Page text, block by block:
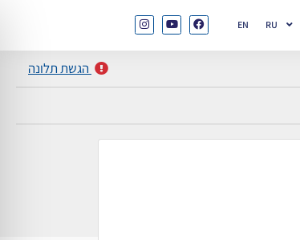
RU
EN
הגשת תלונה